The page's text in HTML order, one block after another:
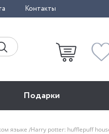
Контакты
Подарки
языке Harry potter: hufflepuff